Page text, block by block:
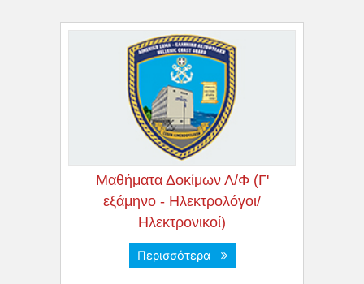
Μαθήματα Δοκίμων Λ/Φ (Γ'
εξάμηνο - Ηλεκτρολόγοι/
Ηλεκτρονικοί)
Περισσότερα